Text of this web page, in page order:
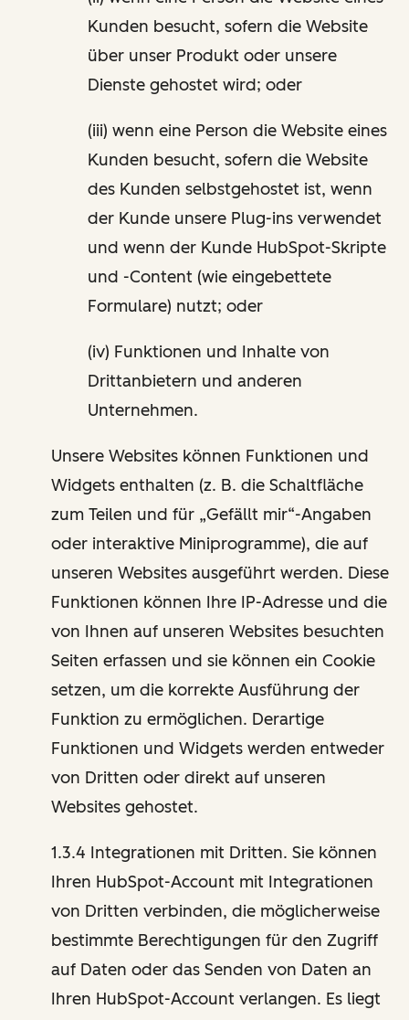
Kunden besucht, sofern die Website
über unser Produkt oder unsere
Dienste gehostet wird; oder
(iii) wenn eine Person die Website eines
Kunden besucht, sofern die Website
des Kunden selbstgehostet ist, wenn
der Kunde unsere Plug-ins verwendet
und wenn der Kunde HubSpot-Skripte
und -Content (wie eingebettete
Formulare) nutzt; oder
(iv) Funktionen und Inhalte von
Drittanbietern und anderen
Unternehmen.
Unsere Websites können Funktionen und
Widgets enthalten (z. B. die Schaltfläche
zum Teilen und für „Gefällt mir“-Angaben
oder interaktive Miniprogramme), die auf
unseren Websites ausgeführt werden. Diese
Funktionen können Ihre IP-Adresse und die
von Ihnen auf unseren Websites besuchten
Seiten erfassen und sie können ein Cookie
setzen, um die korrekte Ausführung der
Funktion zu ermöglichen. Derartige
Funktionen und Widgets werden entweder
von Dritten oder direkt auf unseren
Websites gehostet.
1.3.4 Integrationen mit Dritten. Sie können
Ihren HubSpot-Account mit Integrationen
von Dritten verbinden, die möglicherweise
bestimmte Berechtigungen für den Zugriff
auf Daten oder das Senden von Daten an
Ihren HubSpot-Account verlangen. Es liegt